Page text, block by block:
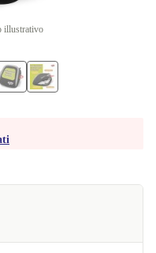
illustrativo